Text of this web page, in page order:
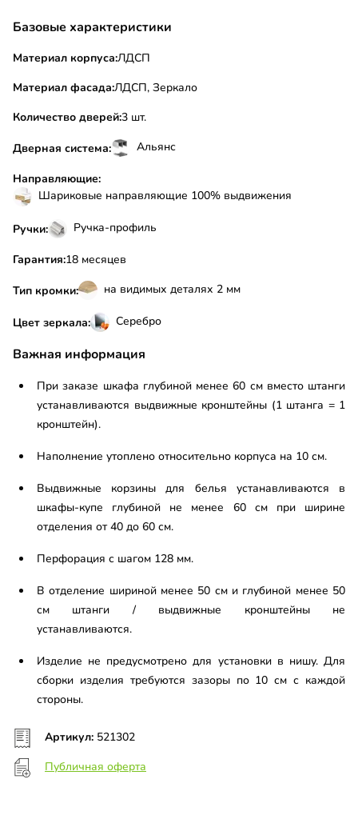
Базовые характеристики
Материал корпуса:ЛДСП
Материал фасада:ЛДСП, Зеркало
Количество дверей:3 шт.
Дверная система: Альянс
Направляющие:
Шариковые направляющие 100% выдвижения
Ручки: Ручка-профиль
Гарантия:18 месяцев
Тип кромки: на видимых деталях 2 мм
Цвет зеркала: Серебро
Важная информация
При заказе шкафа глубиной менее 60 см вместо штанги
устанавливаются выдвижные кронштейны (1 штанга = 1
кронштейн).
Наполнение утоплено относительно корпуса на 10 см.
Выдвижные корзины для белья устанавливаются в
шкафы-купе глубиной не менее 60 см при ширине
отделения от 40 до 60 см.
Перфорация с шагом 128 мм.
В отделение шириной менее 50 см и глубиной менее 50
см штанги / выдвижные кронштейны не
устанавливаются.
Изделие не предусмотрено для установки в нишу. Для
сборки изделия требуются зазоры по 10 см с каждой
стороны.
Артикул: 521302
Публичная оферта